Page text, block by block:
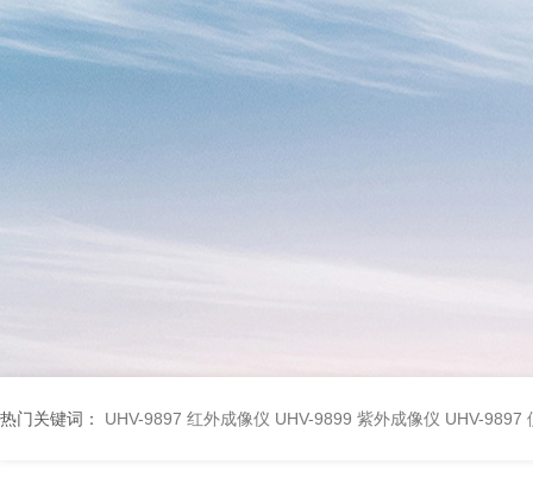
热门关键词： UHV-9897 红外成像仪 UHV-9899 紫外成像仪 UHV-9897